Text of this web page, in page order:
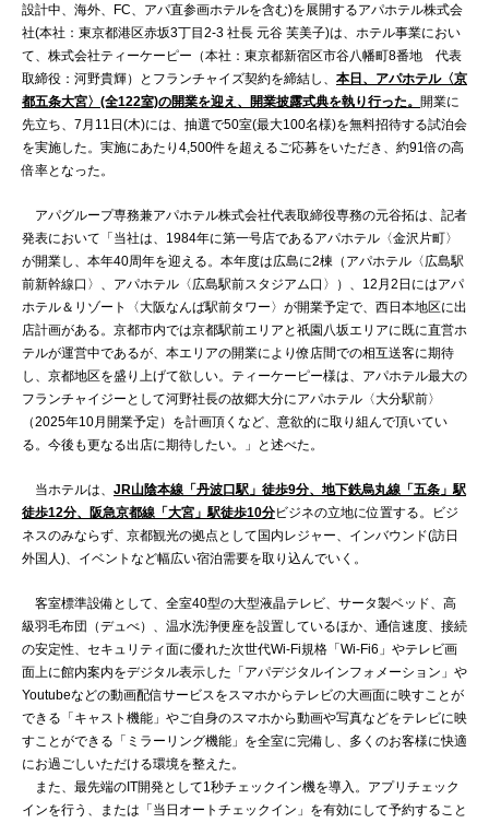
設計中、海外、FC、アパ直参画ホテルを含む)を展開するアパホテル株式会
社(本社：東京都港区赤坂3丁目2‐3 社長 元谷 芙美子)は、ホテル事業におい
て、株式会社ティーケーピー（本社：東京都新宿区市谷八幡町8番地 代表
取締役：河野貴輝）とフランチャイズ契約を締結し、 本日、 アパホテル〈京
都五条大宮〉 (全122室)の開業を迎え、開業披露式典を執り行った。 開業に
先立ち、7月11日(木)には、抽選で50室(最大100名様)を無料招待する試泊会
を実施した。実施にあたり4,500件を超えるご応募をいただき、約91倍の高
倍率となった。
アパグループ専務兼アパホテル株式会社代表取締役専務の元谷拓は、記者
発表において「当社は、1984年に第一号店であるアパホテル〈金沢片町〉
が開業し、本年40周年を迎える。本年度は広島に2棟（アパホテル〈広島駅
前新幹線口〉、アパホテル〈広島駅前スタジアム口〉）、12月2日にはアパ
ホテル＆リゾート〈大阪なんば駅前タワー〉が開業予定で、西日本地区に出
店計画がある。京都市内では京都駅前エリアと祇園八坂エリアに既に直営ホ
テルが運営中であるが、本エリアの開業により僚店間での相互送客に期待
し、京都地区を盛り上げて欲しい。ティーケーピー様は、アパホテル最大の
フランチャイジーとして河野社長の故郷大分にアパホテル〈大分駅前〉
（2025年10月開業予定）を計画頂くなど、意欲的に取り組んで頂いてい
る。今後も更なる出店に期待したい。」と述べた。
当ホテルは、 JR山陰本線「丹波口駅」徒歩9分、地下鉄烏丸線「五条」駅
徒歩12分、阪急京都線「大宮」駅徒歩10分ビジネの立地に位置する。ビジ
ネスのみならず、京都観光の拠点として国内レジャー、インバウンド(訪日
外国人)、イベントなど幅広い宿泊需要を取り込んでいく。
客室標準設備として、全室40型の大型液晶テレビ、サータ製ベッド、高
級羽毛布団（デュべ）、温水洗浄便座を設置しているほか、通信速度、接続
の安定性、セキュリティ面に優れた次世代Wi-Fi規格「Wi-Fi6」やテレビ画
面上に館内案内をデジタル表示した「アパデジタルインフォメーション」や
Youtubeなどの動画配信サービスをスマホからテレビの大画面に映すことが
できる「キャスト機能」やご自身のスマホから動画や写真などをテレビに映
すことができる「ミラーリング機能」を全室に完備し、多くのお客様に快適
にお過ごしいただける環境を整えた。
また、最先端のIT開発として1秒チェックイン機を導入。アプリチェック
インを行う、または「当日オートチェックイン」を有効にして予約すること